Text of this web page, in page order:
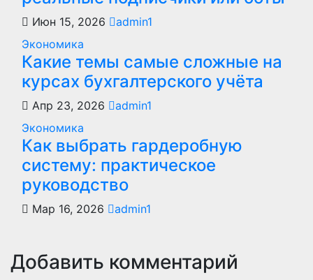
Июн 15, 2026
admin1
Экономика
Какие темы самые сложные на
курсах бухгалтерского учёта
Апр 23, 2026
admin1
Экономика
Как выбрать гардеробную
систему: практическое
руководство
Мар 16, 2026 admin1
Добавить комментарий